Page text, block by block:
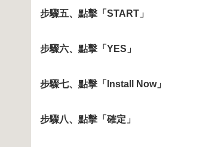
步驟五、點擊「START」
步驟六、點擊「YES」
步驟七、點擊「Install Now」
步驟八、點擊「確定」